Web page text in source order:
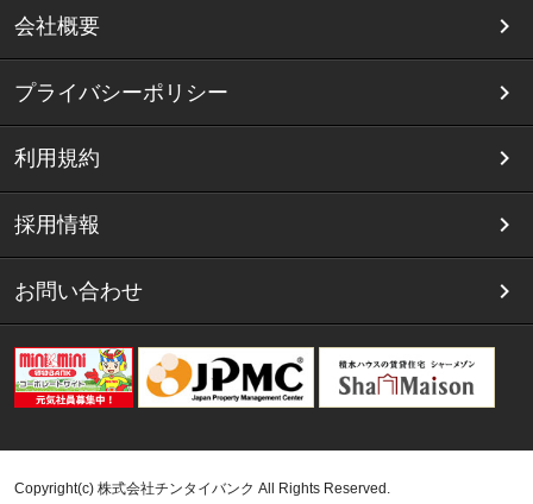
会社概要
プライバシーポリシー
利用規約
採用情報
お問い合わせ
Copyright(c) 株式会社チンタイバンク All Rights Reserved.